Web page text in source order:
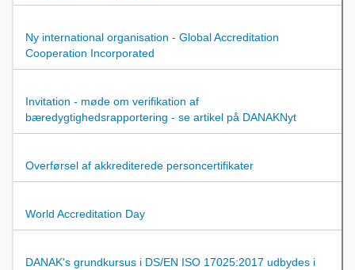
Ny international organisation - Global Accreditation
Cooperation Incorporated
Invitation - møde om verifikation af
bæredygtighedsrapportering - se artikel på DANAKNyt
Overførsel af akkrediterede personcertifikater
World Accreditation Day
DANAK's grundkursus i DS/EN ISO 17025:2017 udbydes i